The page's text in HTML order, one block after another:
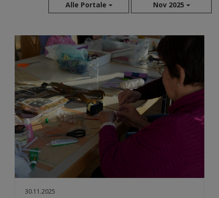
Alle Portale Nov 2025
Aug 2026
Jul 2026
Jun 2026
Mai 2026
Apr 2026
Mär 2026
Feb 2026
Jan 2026
Sep 2025
30.11.2025